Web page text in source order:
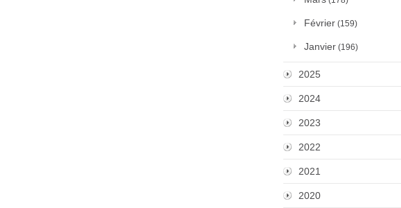
Février (159)
Janvier (196)
2025
2024
2023
2022
2021
2020